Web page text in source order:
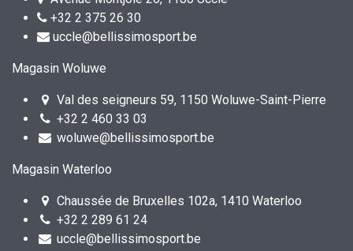
+32 2 375 26 30
uccle@bellissimosport.be
Magasin Woluwe
Val des seigneurs 59, 1150 Woluwe-Saint-Pierre
+32 2 460 33 03
woluwe@bellissimosport.be
Magasin Waterloo
Chaussée de Bruxelles 102a, 1410 Waterloo
+32 2 289 61 24
uccle@bellissimosport.be